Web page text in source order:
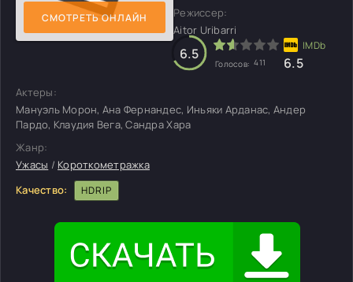
СМОТРЕТЬ ОНЛАЙН
Режиссер:
Aitor Uribarri
6.5
Голосов: 411 6.5
Актеры:
Мануэль Морон, Ана Фернандес, Иньяки Арданас, Андер
Пардо, Клаудия Вега, Сандра Хара
Жанр:
Ужасы / Короткометражка
Качество:
HDRIP